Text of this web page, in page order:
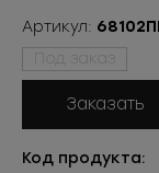
Артикул:
Под заказ
Заказать
Код продукта: